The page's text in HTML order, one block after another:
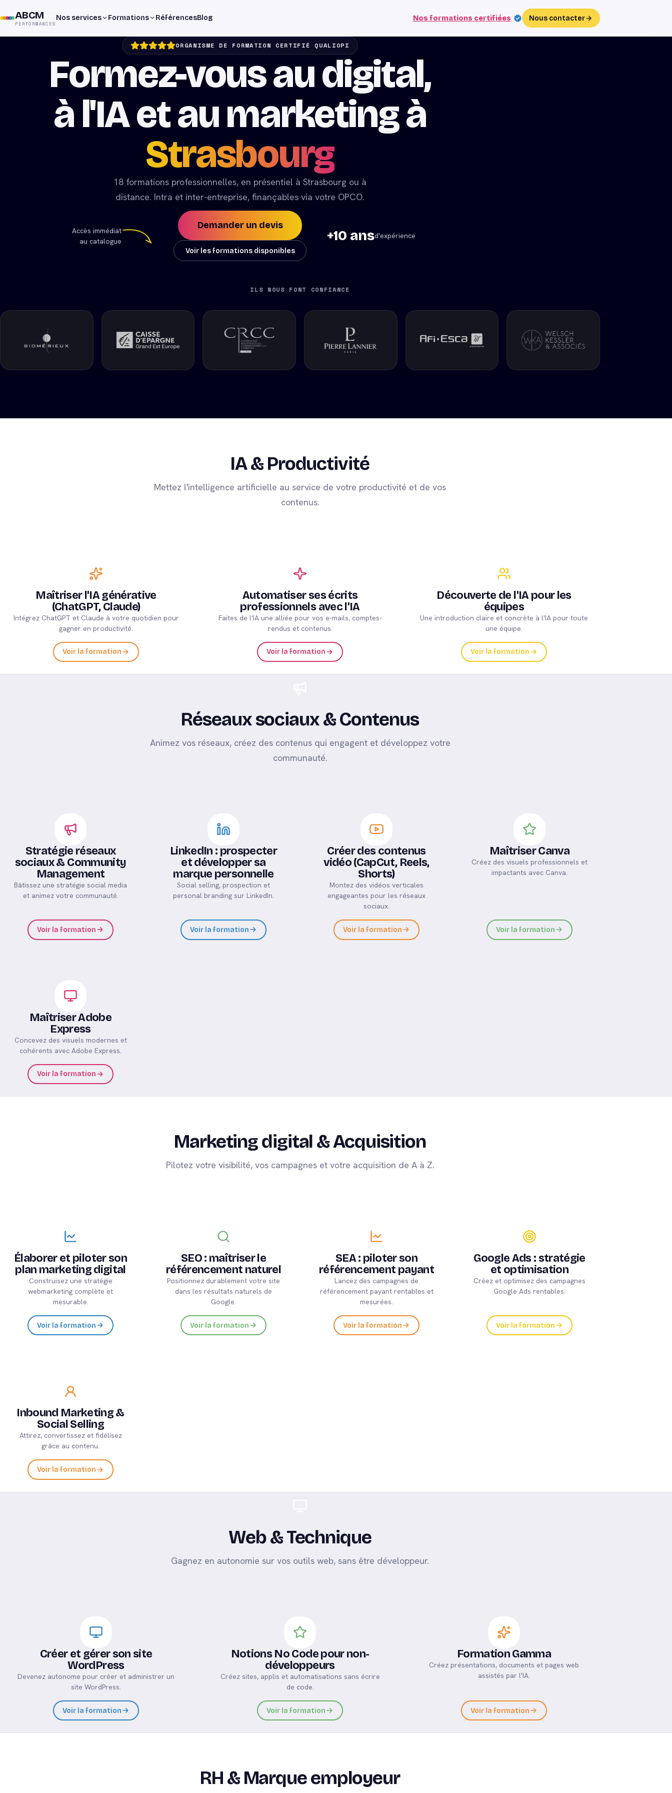
ABCM
PERFORMANCES
Nos services Formations RéférencesBlog Nos formations certifiées Nous contacter
ORGANISME DE FORMATION CERTIFIÉ QUALIOPI
Formez-vousau digital,
à l'IA et au marketing à
Strasbourg
18 formations professionnelles, en présentiel à Strasbourg ou à
distance. Intra et inter-entreprise, finançables via votre OPCO.
Accès immédiat
au catalogue
Demander un devis
Voir les formations disponibles
+10 ansd'expérience
ILS NOUS FONT CONFIANCE
01
IA & Productivité
Mettez l'intelligence artificielle au service de votre productivité et de vos
contenus.
Maîtriser l'IA générative
(ChatGPT, Claude)
Intégrez ChatGPT et Claude à votre quotidien pour
gagner en productivité.
Voir la formation
Automatiser ses écrits
professionnels avec l'IA
Faites de l'IA une alliée pour vos e-mails, comptes-
rendus et contenus.
Voir la formation
Découverte de l'IA pour les
équipes
Une introduction claire et concrète à l'IA pour toute
une équipe.
Voir la formation
02
Réseaux sociaux & Contenus
Animez vos réseaux, créez des contenus qui engagent et développez votre
communauté.
Stratégie réseaux
sociaux & Community
Management
Bâtissez une stratégie social media
et animez votre communauté.
Voir la formation
LinkedIn : prospecter
et développer sa
marque personnelle
Social selling, prospection et
personal branding sur LinkedIn.
Voir la formation
Créer des contenus
vidéo (CapCut, Reels,
Shorts)
Montez des vidéos verticales
engageantes pour les réseaux
sociaux.
Voir la formation
Maîtriser Canva
Créez des visuels professionnels et
impactants avec Canva.
Voir la formation
Maîtriser Adobe
Express
Concevez des visuels modernes et
cohérents avec Adobe Express.
Voir la formation 03
Marketing digital & Acquisition
Pilotez votre visibilité, vos campagnes et votre acquisition de A à Z.
Élaborer et piloter son
plan marketing digital
Construisez une stratégie
webmarketing complète et
mesurable.
Voir la formation
SEO : maîtriser le
référencement naturel
Positionnez durablement votre site
dans les résultats naturels de
Google.
Voir la formation
SEA : piloter son
référencement payant
Lancez des campagnes de
référencement payant rentables et
mesurées.
Voir la formation
Google Ads : stratégie
et optimisation
Créez et optimisez des campagnes
Google Ads rentables.
Voir la formation
Inbound Marketing &
Social Selling
Attirez, convertissez et fidélisez
grâce au contenu.
Voir la formation 04
Web & Technique
Gagnez en autonomie sur vos outils web, sans être développeur.
Créer et gérer son site
WordPress
Devenez autonome pour créer et administrer un
site WordPress.
Voir la formation
Notions No Code pour non-
développeurs
Créez sites, applis et automatisations sans écrire
de code.
Voir la formation
Formation Gamma
Créez présentations, documents et pages web
assistés par l'IA.
Voir la formation
05
RH & Marque employeur